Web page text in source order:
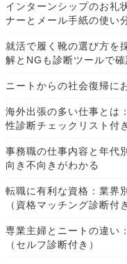
インターンシップのお礼
ナーとメール手紙の使い
就活で履く靴の選び方を
解とNGも診断ツールで確
ニートからの社会復帰に
海外出張の多い仕事とは
性診断チェックリスト付き
事務職の仕事内容と年代
向き不向きがわかる
転職に有利な資格：業界
（資格マッチング診断付
専業主婦とニートの違い
（セルフ診断付き）